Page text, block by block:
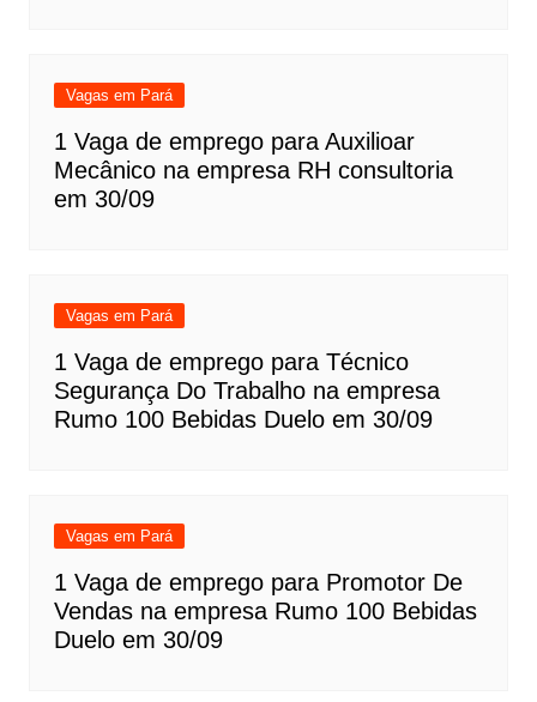
Vagas em Pará
1 Vaga de emprego para Auxilioar
Mecânico na empresa RH consultoria
em 30/09
Vagas em Pará
1 Vaga de emprego para Técnico
Segurança Do Trabalho na empresa
Rumo 100 Bebidas Duelo em 30/09
Vagas em Pará
1 Vaga de emprego para Promotor De
Vendas na empresa Rumo 100 Bebidas
Duelo em 30/09